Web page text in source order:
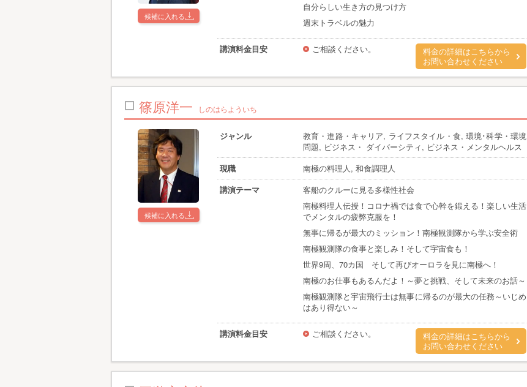
候補に入れる
自分らしい生き方の見つけ方
週末トラベルの魅力
講演料金目安 ご相談ください。
料金の詳細はこちらから
お問い合わせください
篠原洋一 しのはらよういち
候補に入れる
ジャンル
教育・進路・キャリア, ライフスタイル・食, 環境･科学・環境
問題, ビジネス・ ダイバーシティ, ビジネス・メンタルヘルス
現職
南極の料理人, 和食調理人
講演テーマ
客船のクルーに見る多様性社会
南極料理人伝授！コロナ禍では食で心幹を鍛える！楽しい生活
でメンタルの疲弊克服を！
無事に帰るが最大のミッション！南極観測隊から学ぶ安全術
南極観測隊の食事と楽しみ！そして宇宙食も！
世界9周、70カ国 そして再びオーロラを見に南極へ！
南極のお仕事もあるんだよ！～夢と挑戦、そして未来のお話～
南極観測隊と宇宙飛行士は無事に帰るのが最大の任務～いじめ
はあり得ない～
講演料金目安 ご相談ください。
料金の詳細はこちらから
お問い合わせください